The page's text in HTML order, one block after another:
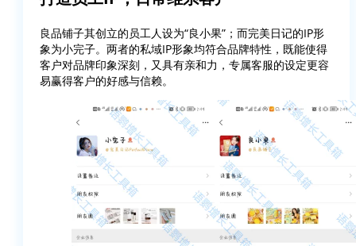
良品铺子其创立的员工人设为“良小果”；而完美日记的IP形
象为小完子。两者的私域IP形象均符合品牌特性，既能使得
客户对品牌印象深刻，又具有亲和力，专属客服的设定更容
易赢得客户的好感与信赖。